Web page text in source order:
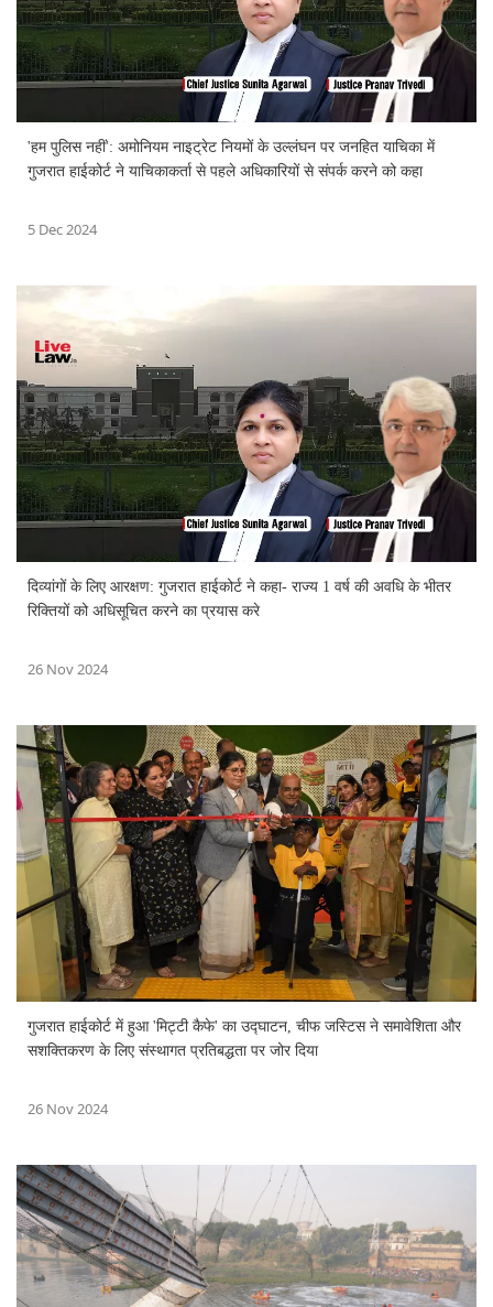
'हम पुलिस नहीं': अमोनियम नाइट्रेट नियमों के उल्लंघन पर जनहित याचिका में
गुजरात हाईकोर्ट ने याचिकाकर्ता से पहले अधिकारियों से संपर्क करने को कहा
5 Dec 2024
दिव्यांगों के लिए आरक्षण: गुजरात हाईकोर्ट ने कहा- राज्य 1 वर्ष की अवधि के भीतर
रिक्तियों को अधिसूचित करने का प्रयास करे
26 Nov 2024
गुजरात हाईकोर्ट में हुआ 'मिट्टी कैफे' का उद्घाटन, चीफ जस्टिस ने समावेशिता और
सशक्तिकरण के लिए संस्थागत प्रतिबद्धता पर जोर दिया
26 Nov 2024